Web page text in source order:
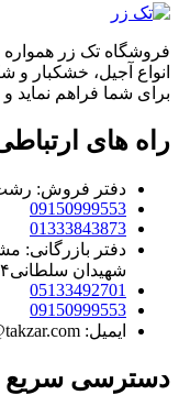
فروشگاه تک زر همواره
انواع آجیل، خشکبار و
برای شما فراهم نماید
راه های
دفتر فروش: رشت
09150999553
01333843873
شهیدان سلطانی۱۴
05133492701
09150999553
ایمیل: info@takzar.com
دسترسی سریع